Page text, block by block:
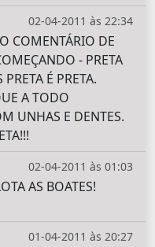
02-04-2011 às 22:34
COMENTÁRIO DE
- PRETA
É PRETA.
A TODO
UNHAS E DENTES.
02-04-2011 às 01:03
AS BOATES!
01-04-2011 às 20:27